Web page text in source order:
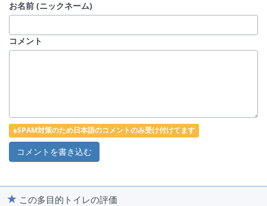
お名前 (ニックネーム)
コメント
※SPAM対策のため日本語のコメントのみ受け付けてます
この多目的トイレの評価